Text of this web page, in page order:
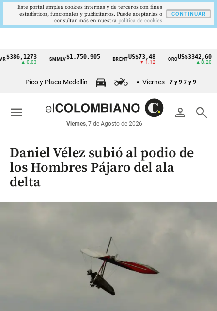
Cintillo
económicos
Colombia
▲ 0.03
SMMLV $1.750.905 BRENT US$73,48
▼ 1.12
ORO US$3342,60
Pico y Placa Medellín Viernes 7 y 9 7 y 9
person search
Viernes, 7 de Agosto de 2026
menu
Daniel Vélez subió al podio de
los Hombres Pájaro del ala
delta
Este portal emplea cookies internas y de terceros con fines
estadísticos, funcionales y publicitarios. Puede aceptarlas o
consultar más en nuestra politica de cookies
CONTINUAR